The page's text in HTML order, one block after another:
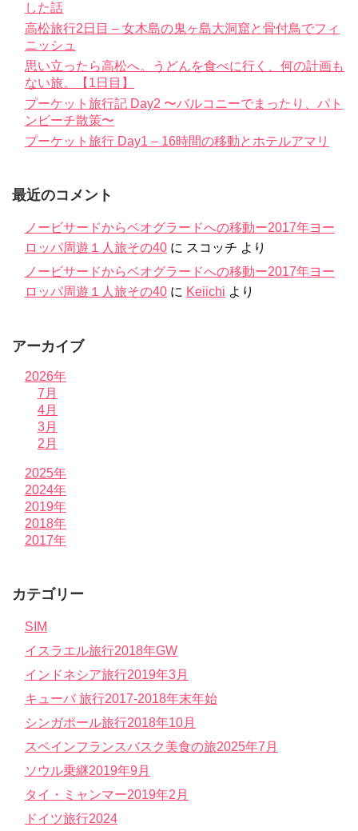
した話
高松旅行2日目 – 女木島の鬼ヶ島大洞窟と骨付鳥でフィ
ニッシュ
思い立ったら高松へ。うどんを食べに行く、何の計画も
ない旅。【1日目】
プーケット旅行記 Day2 〜バルコニーでまったり、パト
ンビーチ散策〜
プーケット旅行 Day1 – 16時間の移動とホテルアマリ
最近のコメント
ノービサードからベオグラードへの移動ー2017年ヨー
ロッパ周遊１人旅その40 に スコッチ より
ノービサードからベオグラードへの移動ー2017年ヨー
ロッパ周遊１人旅その40 に Keiichi より
アーカイブ
2026年
7月
4月
3月
2月
2025年
2024年
2019年
2018年
2017年
カテゴリー
SIM
イスラエル旅行2018年GW
インドネシア旅行2019年3月
キューバ 旅行2017-2018年末年始
シンガポール旅行2018年10月
スペインフランスバスク美食の旅2025年7月
ソウル乗継2019年9月
タイ・ミャンマー2019年2月
ドイツ旅行2024